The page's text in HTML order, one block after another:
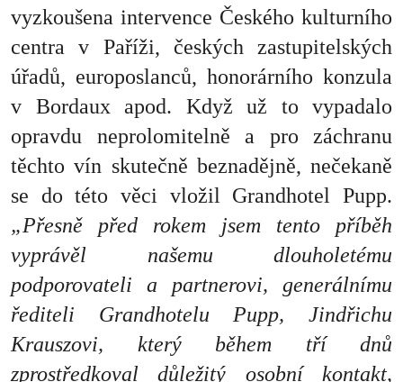
vyzkoušena intervence Českého kulturního
centra v Paříži, českých zastupitelských
úřadů, europoslanců, honorárního konzula
v Bordaux apod. Když už to vypadalo
opravdu neprolomitelně a pro záchranu
těchto vín skutečně beznadějně, nečekaně
se do této věci vložil Grandhotel Pupp.
„Přesně před rokem jsem tento příběh
vyprávěl našemu dlouholetému
podporovateli a partnerovi, generálnímu
řediteli Grandhotelu Pupp, Jindřichu
Krauszovi, který během tří dnů
zprostředkoval důležitý osobní kontakt,